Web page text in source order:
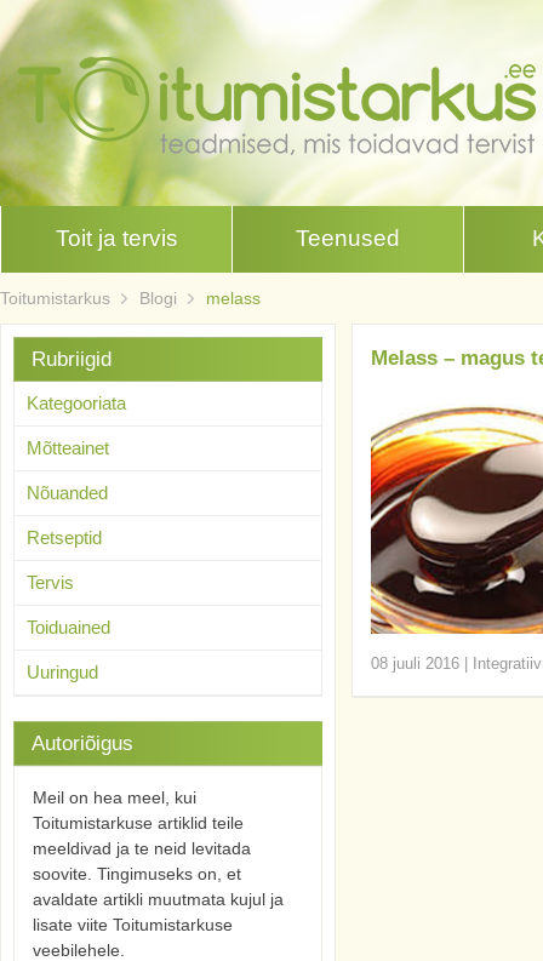
Toit ja tervis Teenused
Toitumistarkus Blogi melass
Melass – magus
08 juuli 2016
Rubriigid
Kategooriata
Mõtteainet
Nõuanded
Retseptid
Tervis
Toiduained
Uuringud
Autoriõigus
Meil on hea meel, kui
Toitumistarkuse artiklid teile
meeldivad ja te neid levitada
soovite. Tingimuseks on, et
avaldate artikli muutmata kujul ja
lisate viite Toitumistarkuse
veebilehele.